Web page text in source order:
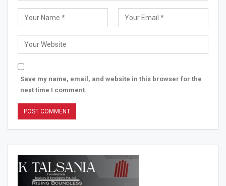
Save my name, email, and website in this browser for the
next time I comment.